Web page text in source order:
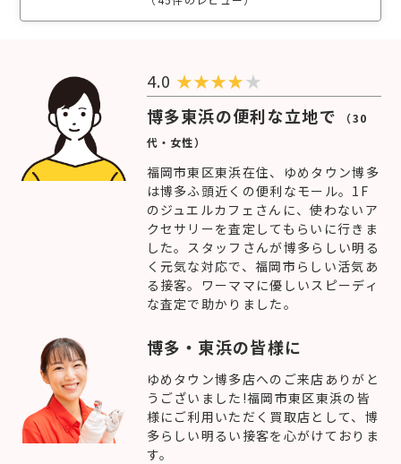
4.0 ★★★★★
博多東浜の便利な立地で
（30
代・女性）
福岡市東区東浜在住、ゆめタウン博多
は博多ふ頭近くの便利なモール。1F
のジュエルカフェさんに、使わないア
クセサリーを査定してもらいに行きま
した。スタッフさんが博多らしい明る
く元気な対応で、福岡市らしい活気あ
る接客。ワーママに優しいスピーディ
な査定で助かりました。
博多・東浜の皆様に
ゆめタウン博多店へのご来店ありがと
うございました!福岡市東区東浜の皆
様にご利用いただく買取店として、博
多らしい明るい接客を心がけておりま
す。